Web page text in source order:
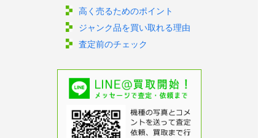
高く売るためのポイント
ジャンク品を買い取れる理由
査定前のチェック